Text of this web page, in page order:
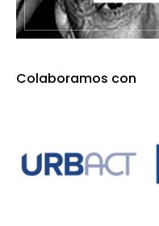
Colaboramos con